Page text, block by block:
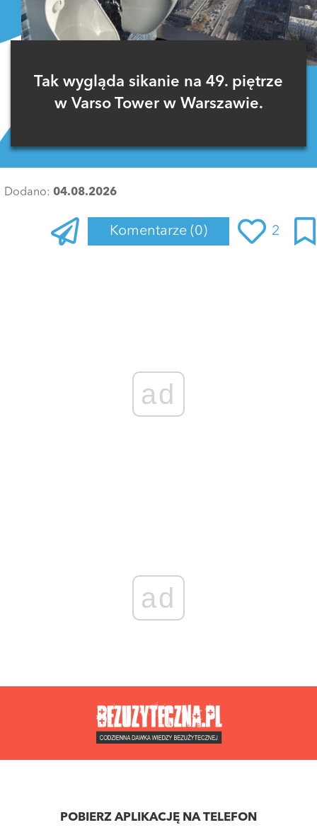
Tak wygląda sikanie na 49. piętrze
w Varso Tower w Warszawie.
Dodano: 04.08.2026
Komentarze (0) 2
ad
ad
POBIERZ APLIKACJĘ NA TELEFON